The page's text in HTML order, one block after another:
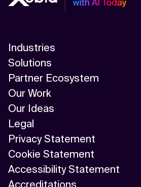
Industries
Solutions
Partner Ecosystem
Our Work
Our Ideas
Legal
Privacy Statement
Cookie Statement
Accessibility Statement